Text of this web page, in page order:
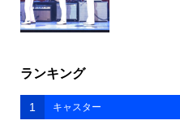
ランキング
1 キャスター